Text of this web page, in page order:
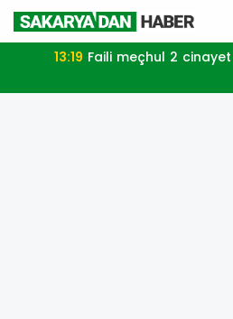
13:19 Faili meçhul 2